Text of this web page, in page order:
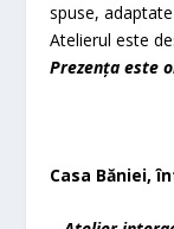
spuse,
Atelierul este
Prezența este
Casa Băniei,